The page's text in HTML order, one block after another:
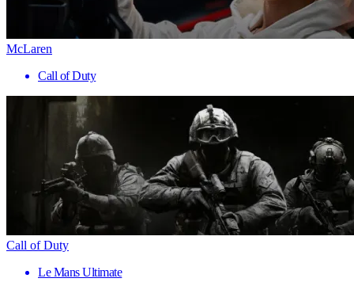
McLaren
Call of Duty
Call of Duty
Le Mans Ultimate